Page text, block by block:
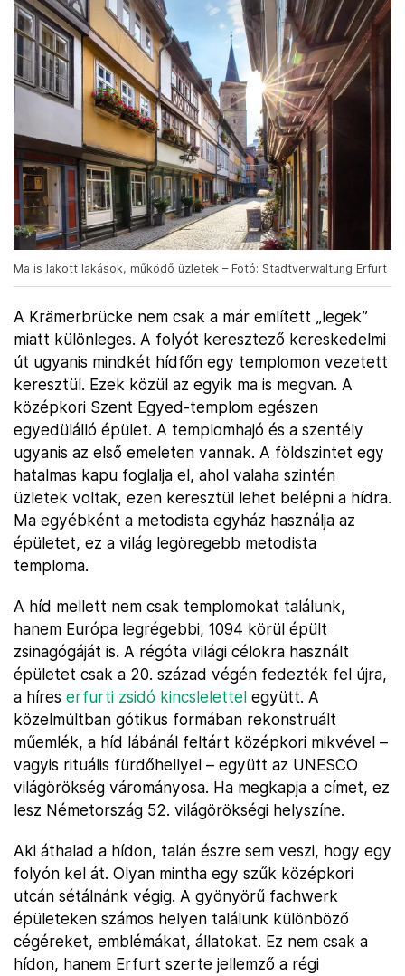
Ma is lakott lakások, működő üzletek – Fotó: Stadtverwaltung Erfurt
A Krämerbrücke nem csak a már említett „legek”
miatt különleges. A folyót keresztező kereskedelmi
út ugyanis mindkét hídfőn egy templomon vezetett
keresztül. Ezek közül az egyik ma is megvan. A
középkori Szent Egyed-templom egészen
egyedülálló épület. A templomhajó és a szentély
ugyanis az első emeleten vannak. A földszintet egy
hatalmas kapu foglalja el, ahol valaha szintén
üzletek voltak, ezen keresztül lehet belépni a hídra.
Ma egyébként a metodista egyház használja az
épületet, ez a világ legöregebb metodista
temploma.
A híd mellett nem csak templomokat találunk,
hanem Európa legrégebbi, 1094 körül épült
zsinagógáját is. A régóta világi célokra használt
épületet csak a 20. század végén fedezték fel újra,
a híres erfurti zsidó kincslelettel együtt. A
közelmúltban gótikus formában rekonstruált
műemlék, a híd lábánál feltárt középkori mikvével –
vagyis rituális fürdőhellyel – együtt az UNESCO
világörökség várományosa. Ha megkapja a címet, ez
lesz Németország 52. világörökségi helyszíne.
Aki áthalad a hídon, talán észre sem veszi, hogy egy
folyón kel át. Olyan mintha egy szűk középkori
utcán sétálnánk végig. A gyönyörű fachwerk
épületeken számos helyen találunk különböző
cégéreket, emblémákat, állatokat. Ez nem csak a
hídon, hanem Erfurt szerte jellemző a régi